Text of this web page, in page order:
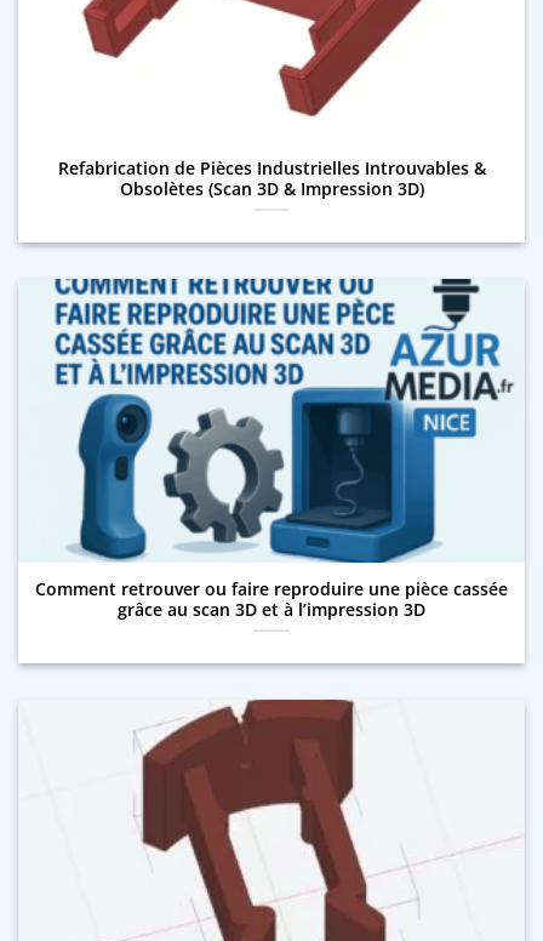
Refabrication de Pièces Industrielles Introuvables &
Obsolètes (Scan 3D & Impression 3D)
Comment retrouver ou faire reproduire une pièce cassée
grâce au scan 3D et à l’impression 3D